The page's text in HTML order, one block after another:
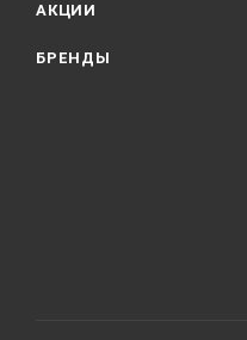
АКЦИИ
БРЕНДЫ